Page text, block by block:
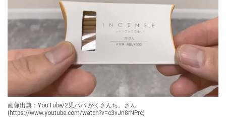
画像出典：YouTube/2児パパ がくさんち。さん
(https://www.youtube.com/watch?v=c3vJn8rNPrc)